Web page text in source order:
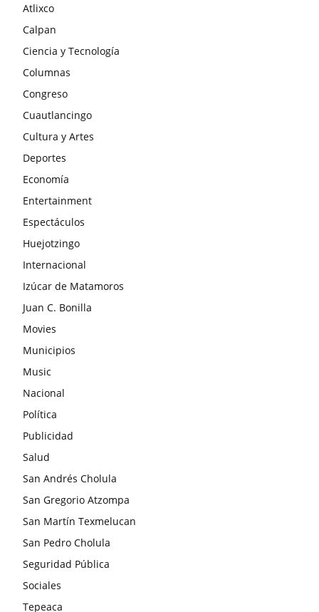
Atlixco
Calpan
Ciencia y Tecnología
Columnas
Congreso
Cuautlancingo
Cultura y Artes
Deportes
Economía
Entertainment
Espectáculos
Huejotzingo
Internacional
Izúcar de Matamoros
Juan C. Bonilla
Movies
Municipios
Music
Nacional
Política
Publicidad
Salud
San Andrés Cholula
San Gregorio Atzompa
San Martín Texmelucan
San Pedro Cholula
Seguridad Pública
Sociales
Tepeaca